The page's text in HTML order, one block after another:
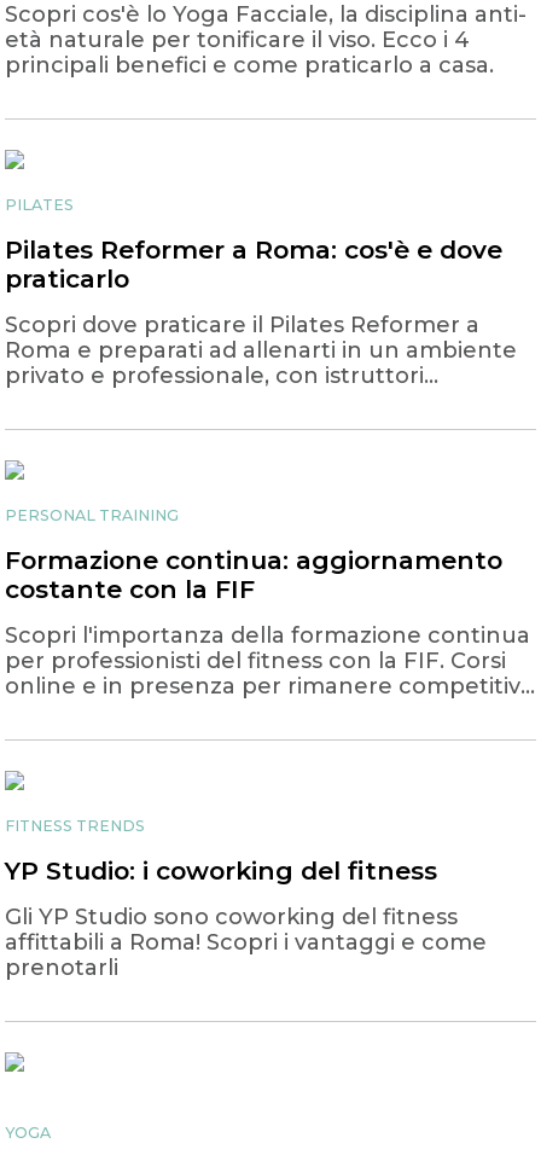
Scopri cos'è lo Yoga Facciale, la disciplina anti-
età naturale per tonificare il viso. Ecco i 4
principali benefici e come praticarlo a casa.
PILATES
Pilates Reformer a Roma: cos'è e dove
praticarlo
Scopri dove praticare il Pilates Reformer a
Roma e preparati ad allenarti in un ambiente
privato e professionale, con istruttori
PERSONAL TRAINING
Formazione continua: aggiornamento
costante con la FIF
Scopri l'importanza della formazione continua
per professionisti del fitness con la FIF. Corsi
online e in presenza per rimanere competitivi
FITNESS TRENDS
YP Studio: i coworking del fitness
Gli YP Studio sono coworking del fitness
affittabili a Roma! Scopri i vantaggi e come
prenotarli
YOGA